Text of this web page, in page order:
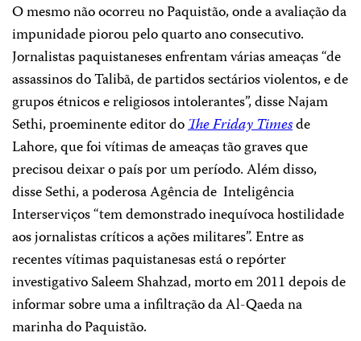
O mesmo não ocorreu no Paquistão, onde a avaliação da
impunidade piorou pelo quarto ano consecutivo.
Jornalistas paquistaneses enfrentam várias ameaças “de
assassinos do Talibã, de partidos sectários violentos, e de
grupos étnicos e religiosos intolerantes”, disse Najam
Sethi, proeminente editor doThe Friday Timesde
Lahore, que foi vítimas de ameaças tão graves que
precisou deixar o país por um período. Além disso,
disse Sethi, a poderosa Agência de Inteligência
Interserviços “tem demonstrado inequívoca hostilidade
aos jornalistas críticos a ações militares”. Entre as
recentes vítimas paquistanesas está o repórter
investigativo Saleem Shahzad, morto em 2011 depois de
informar sobre uma a infiltração da Al-Qaeda na
marinha do Paquistão.